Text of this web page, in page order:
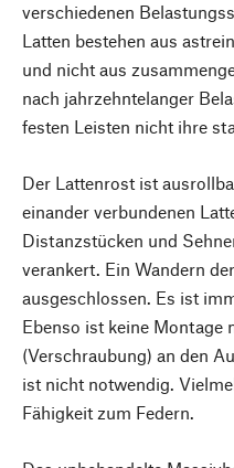
verschiedenen
Latten bestehen aus
und nicht aus
nach jahrzehntelanger
festen Leisten nicht ihre
Der Lattenrost ist
einander verbundenen
Distanzstücken und
verankert. Ein Wandern
ausgeschlossen. Es ist
Ebenso ist keine Montage
(Verschraubung) an den
ist nicht notwendig.
Fähigkeit zum Federn.